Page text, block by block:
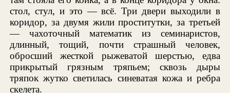
стол, стул, и это — всё. Три двери выходили в
коридор, за двумя жили проститутки, за третьей
— чахоточный математик из семинаристов,
длинный, тощий, почти страшный человек,
обросший жесткой рыжеватой шерстью, едва
прикрытый грязным тряпьем; сквозь дыры
тряпок жутко светилась синеватая кожа и ребра
скелета.